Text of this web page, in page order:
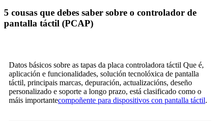
5 cousas que debes saber sobre o controlador de
pantalla táctil (PCAP)
Datos básicos sobre as tapas da placa controladora táctil Que é,
aplicación e funcionalidades, solución tecnolóxica de pantalla
táctil, principais marcas, depuración, actualizacións, deseño
personalizado e soporte a longo prazo, está clasificado como o
máis importantecompoñente para dispositivos con pantalla táctil.